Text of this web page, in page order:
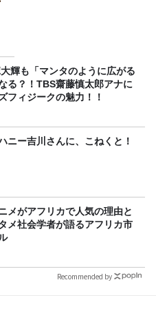
輝も「マンタのように広がる
る？！TBS齋藤慎太郎アナに
フィジークの魅力！！
ニー吉川さんに、こねくと！
メがアフリカで人気の理由と
メ社会学者が語るアフリカ市
Recommended by